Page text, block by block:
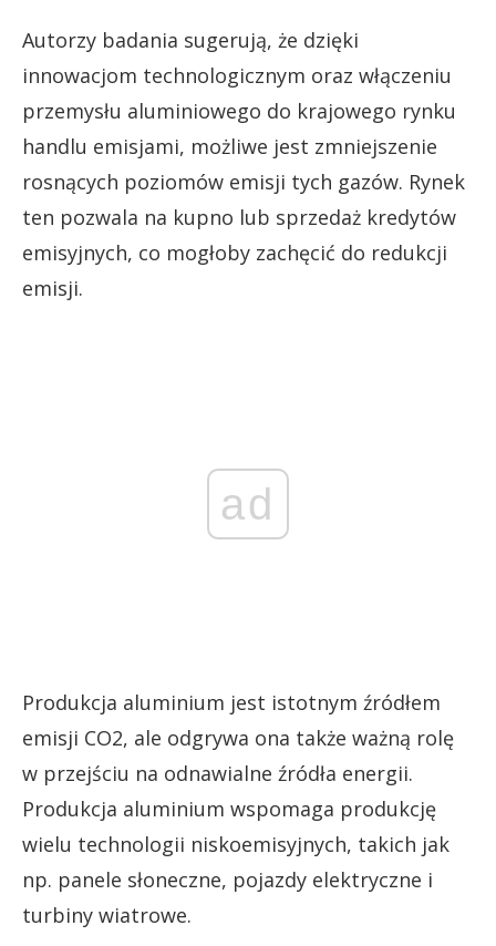
Autorzy badania sugerują, że dzięki
innowacjom technologicznym oraz włączeniu
przemysłu aluminiowego do krajowego rynku
handlu emisjami, możliwe jest zmniejszenie
rosnących poziomów emisji tych gazów. Rynek
ten pozwala na kupno lub sprzedaż kredytów
emisyjnych, co mogłoby zachęcić do redukcji
emisji.
ad
Produkcja aluminium jest istotnym źródłem
emisji CO2, ale odgrywa ona także ważną rolę
w przejściu na odnawialne źródła energii.
Produkcja aluminium wspomaga produkcję
wielu technologii niskoemisyjnych, takich jak
np. panele słoneczne, pojazdy elektryczne i
turbiny wiatrowe.